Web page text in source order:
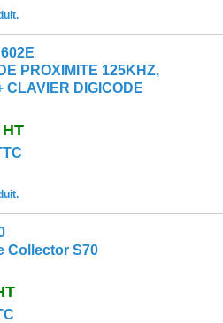
PROXIMITE 125KHZ,
CLAVIER DIGICODE
HT
Collector S70